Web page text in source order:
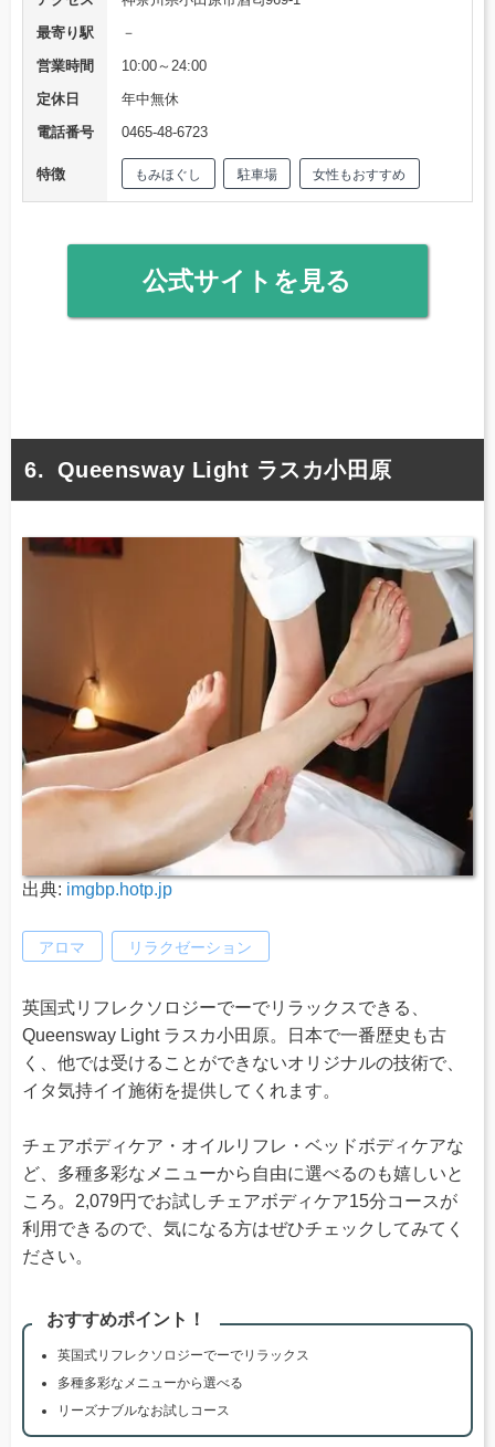
最寄り駅
－
営業時間
10:00～24:00
定休日
年中無休
電話番号
0465-48-6723
特徴 もみほぐし 駐車場 女性もおすすめ
公式サイトを見る
Queensway Light ラスカ小田原
出典: imgbp.hotp.jp
アロマ リラクゼーション
英国式リフレクソロジーでーでリラックスできる、
Queensway Light ラスカ小田原。日本で一番歴史も古
く、他では受けることができないオリジナルの技術で、
イタ気持イイ施術を提供してくれます。
チェアボディケア・オイルリフレ・ベッドボディケアな
ど、多種多彩なメニューから自由に選べるのも嬉しいと
ころ。2,079円でお試しチェアボディケア15分コースが
利用できるので、気になる方はぜひチェックしてみてく
ださい。
おすすめポイント！
英国式リフレクソロジーでーでリラックス
多種多彩なメニューから選べる
リーズナブルなお試しコース